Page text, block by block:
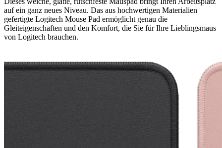
auf ein ganz neues Niveau. Das aus hochwertigen Materialien
gefertigte Logitech Mouse Pad ermöglicht genau die
Gleiteigenschaften und den Komfort, die Sie für Ihre Lieblingsmaus
von Logitech brauchen.